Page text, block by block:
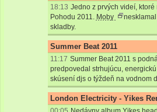
18:13 Jedno z prvých videí,
Pohodu 2011. Moby
skladby.
Summer Beat 2011
11:17 Summer Beat 2011 s
predpovedal strhujúcu,
skúsení djs o týždeň na vodnom
London Electricity - Yikes